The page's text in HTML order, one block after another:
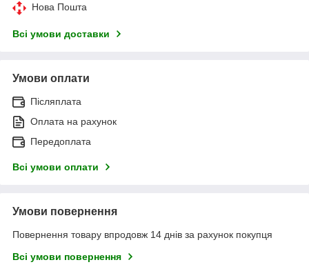
Нова Пошта
Всі умови доставки
Умови оплати
Післяплата
Оплата на рахунок
Передоплата
Всі умови оплати
Умови повернення
Повернення товару впродовж 14 днів за рахунок покупця
Всі умови повернення